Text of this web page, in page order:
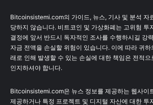
Bitcoinsistemi.com의 가이드, 뉴스, 기사 및 분석 자
당하지 않습니다. 비트코인 및 가상화폐는 고위험 투
결정에 앞서 반드시 독자적인 조사를 수행하시길 강
자금 전액을 손실할 위험이 있습니다. 이에 따라 귀
래로 인해 발생할 수 있는 손실에 대한 책임은 전적
인지하셔야 합니다.
Bitcoinsistemi.com은 뉴스 정보를 제공하는 웹사이
제공하거나 특정 프로젝트 및 디지털 자산에 대한 투